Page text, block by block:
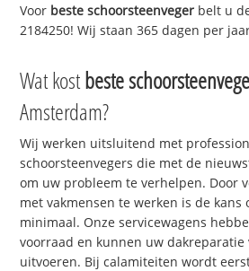
Voor beste schoorsteenveger belt u
2184250! Wij staan 365 dagen per
Wat kostbeste
Amsterdam?
Wij werken uitsluitend met
schoorsteenvegers die met de
om uw probleem te verhelpen. Door
met vakmensen te werken is de
minimaal. Onze servicewagens
voorraad en kunnen uw dakreparatie
uitvoeren. Bij calamiteiten wordt